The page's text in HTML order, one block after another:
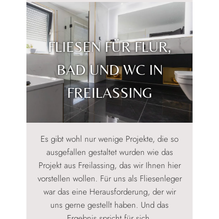
Ainring
Freilassing
FLIESEN FÜR FLUR,
BAD UND WC IN
FREILASSING
Es gibt wohl nur wenige Projekte, die so
ausgefallen gestaltet wurden wie das
Projekt aus Freilassing, das wir Ihnen hier
vorstellen wollen. Für uns als Fliesenleger
war das eine Herausforderung, der wir
uns gerne gestellt haben. Und das